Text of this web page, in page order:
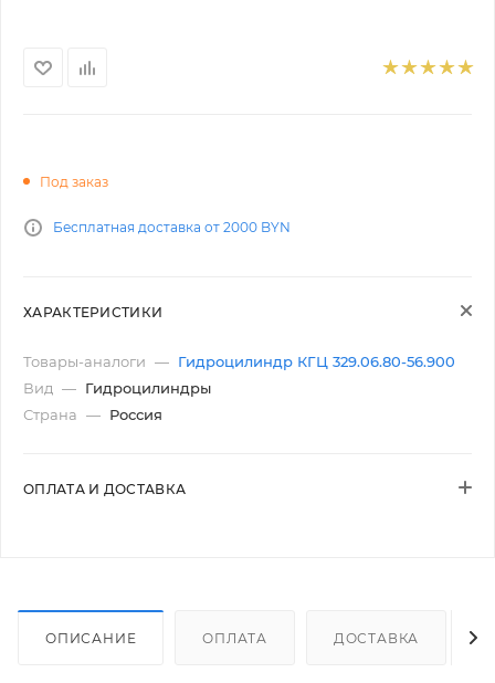
Под заказ
Бесплатная доставка от 2000 BYN
ХАРАКТЕРИСТИКИ
Товары-аналоги — Гидроцилиндр КГЦ 329.06.80-56.900
Вид — Гидроцилиндры
Страна — Россия
ОПЛАТА И ДОСТАВКА
ОПИСАНИЕ ОПЛАТА ДОСТАВКА